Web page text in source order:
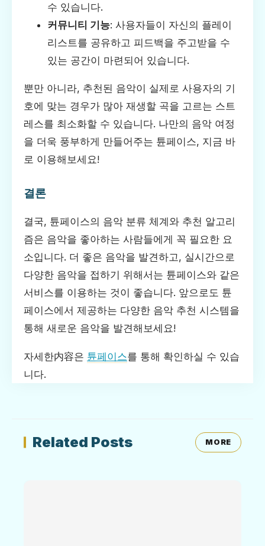
수 있습니다.
커뮤니티 기능: 사용자들이 자신의 플레이
리스트를 공유하고 피드백을 주고받을 수
있는 공간이 마련되어 있습니다.
뿐만 아니라, 추천된 음악이 실제로 사용자의 기
호에 맞는 경우가 많아 재생할 곡을 고르는 스트
레스를 최소화할 수 있습니다. 나만의 음악 여정
을 더욱 풍부하게 만들어주는 튠페이스, 지금 바
로 이용해보세요!
결론
결국, 튠페이스의 음악 분류 체계와 추천 알고리
즘은 음악을 좋아하는 사람들에게 꼭 필요한 요
소입니다. 더 좋은 음악을 발견하고, 실시간으로
다양한 음악을 접하기 위해서는 튠페이스와 같은
서비스를 이용하는 것이 좋습니다. 앞으로도 튠
페이스에서 제공하는 다양한 음악 추천 시스템을
통해 새로운 음악을 발견해보세요!
자세한内容은 튠페이스를 통해 확인하실 수 있습
니다.
Related Posts MORE